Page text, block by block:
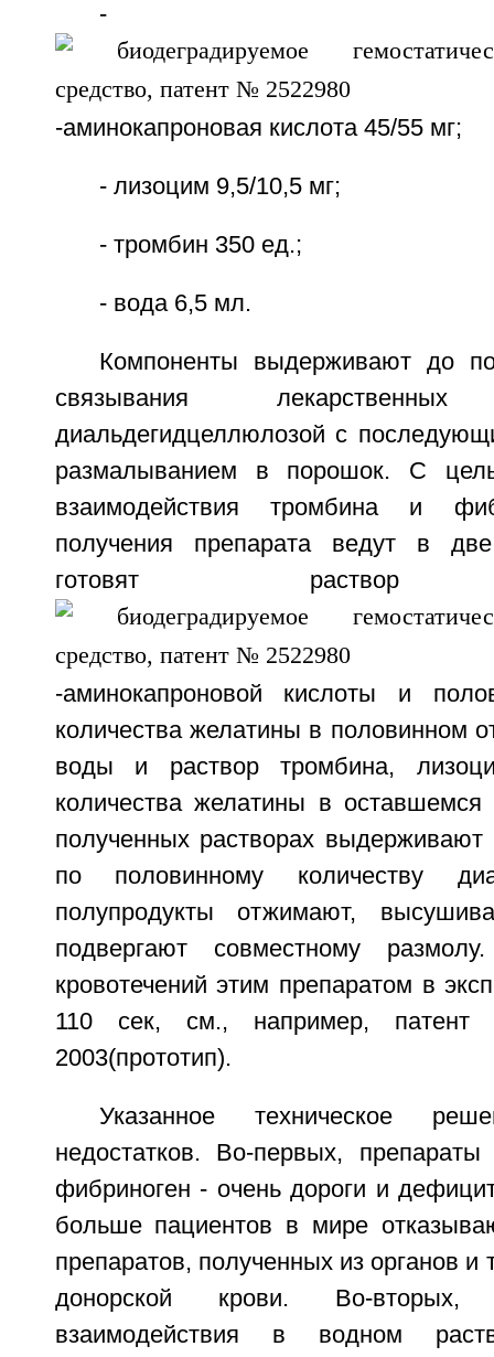
-
-аминокапроновая кислота 45/55 мг;
- лизоцим 9,5/10,5 мг;
- тромбин 350 ед.;
- вода 6,5 мл.
Компоненты выдерживают до
связывания
диальдегидцеллюлозой с
размалыванием в порошок. С
взаимодействия тромбина и
получения препарата ведут в
готовят раствор
-аминокапроновой кислоты и
количества желатины в половинном
воды и раствор тромбина,
количества желатины в
полученных растворах выдерживают
по половинному количеству
полупродукты отжимают,
подвергают совместному
кровотечений этим препаратом в
110 сек, см., например,
2003(прототип).
Указанное техническое
недостатков. Во-первых,
фибриноген - очень дороги и
больше пациентов в мире
препаратов, полученных из органов и
донорской крови. Во-вторых,
взаимодействия в водном